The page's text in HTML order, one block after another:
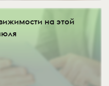
на этой